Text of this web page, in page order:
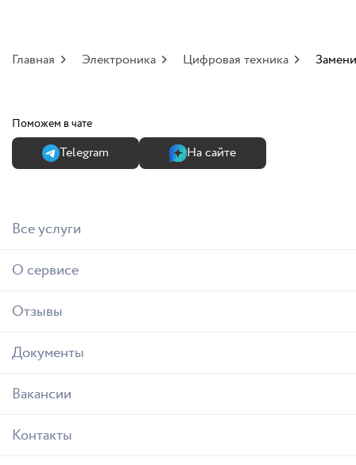
Главная Электроника Цифровая техника
Поможем в чате
Теlegram На сайте
Все услуги
О сервисе
Отзывы
Документы
Вакансии
Контакты